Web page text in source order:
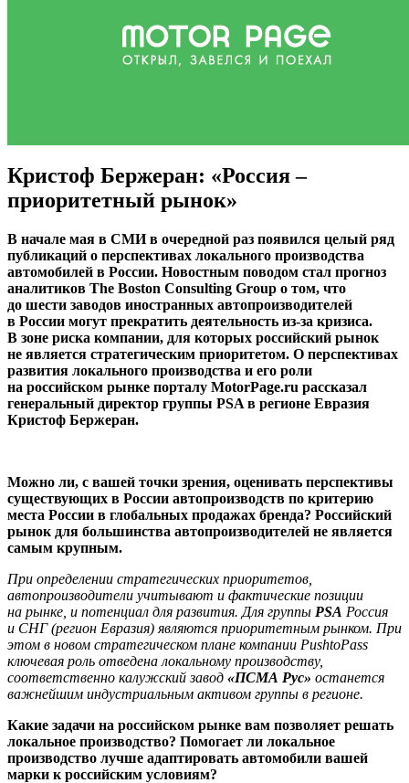
Кристоф Бержеран: «Россия –
приоритетный рынок»
В начале мая в СМИ в очередной раз появился целый ряд
публикаций о перспективах локального производства
автомобилей в России. Новостным поводом стал прогноз
аналитиков The Boston Consulting Group о том, что
до шести заводов иностранных автопроизводителей
в России могут прекратить деятельность из-за кризиса.
В зоне риска компании, для которых российский рынок
не является стратегическим приоритетом. О перспективах
развития локального производства и его роли
на российском рынке порталу MotorPage.ru рассказал
генеральный директор группы PSA в регионе Евразия
Кристоф Бержеран.
Можно ли, с вашей точки зрения, оценивать перспективы
существующих в России автопроизводств по критерию
места России в глобальных продажах бренда? Российский
рынок для большинства автопроизводителей не является
самым крупным.
При определении стратегических приоритетов,
автопроизводители учитывают и фактические позиции
на рынке, и потенциал для развития. Для группы PSA Россия
и СНГ (регион Евразия) являются приоритетным рынком. При
этом в новом стратегическом плане компании PushtoPass
ключевая роль отведена локальному производству,
соответственно калужский завод «ПСМА Рус» останется
важнейшим индустриальным активом группы в регионе.
Какие задачи на российском рынке вам позволяет решать
локальное производство? Помогает ли локальное
производство лучше адаптировать автомобили вашей
марки к российским условиям?